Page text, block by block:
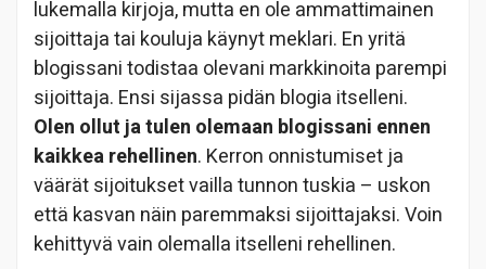
lukemalla kirjoja, mutta en ole ammattimainen
sijoittaja tai kouluja käynyt meklari. En yritä
blogissani todistaa olevani markkinoita parempi
sijoittaja. Ensi sijassa pidän blogia itselleni.
Olen ollut ja tulen olemaan blogissani ennen
kaikkea rehellinen. Kerron onnistumiset ja
väärät sijoitukset vailla tunnon tuskia – uskon
että kasvan näin paremmaksi sijoittajaksi. Voin
kehittyvä vain olemalla itselleni rehellinen.